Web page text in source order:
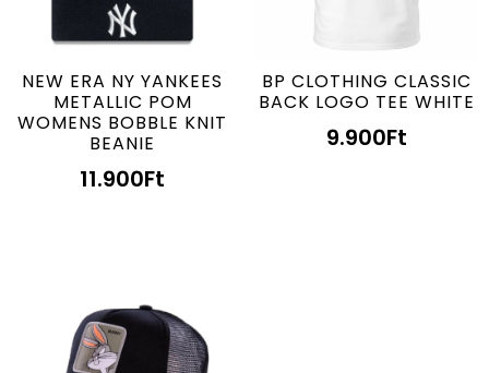
NEW ERA NY YANKEES
METALLIC POM
WOMENS BOBBLE KNIT
BEANIE
11.900Ft
BP CLOTHING CLASSIC
BACK LOGO TEE WHITE
9.900Ft